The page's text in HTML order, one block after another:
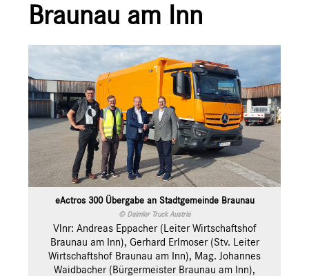
Braunau am Inn
eActros 300 Übergabe an Stadtgemeinde Braunau
© Daimler Truck Austria
Vlnr: Andreas Eppacher (Leiter Wirtschaftshof
Braunau am Inn), Gerhard Erlmoser (Stv. Leiter
Wirtschaftshof Braunau am Inn), Mag. Johannes
Waidbacher (Bürgermeister Braunau am Inn),